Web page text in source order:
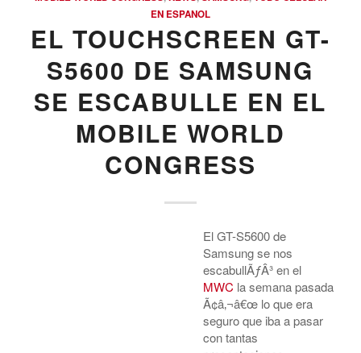
EN ESPANOL
EL TOUCHSCREEN GT-
S5600 DE SAMSUNG
SE ESCABULLE EN EL
MOBILE WORLD
CONGRESS
El GT-S5600 de
Samsung se nos
escabullÃƒÂ³ en el
MWC la semana pasada
Ã¢â‚¬â€œ lo que era
seguro que iba a pasar
con tantas